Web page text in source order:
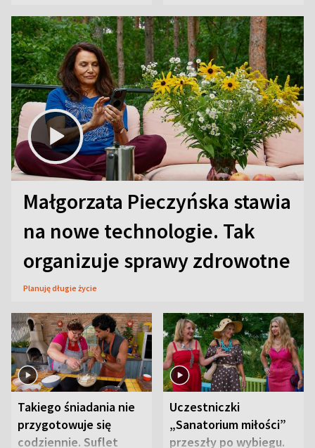
Małgorzata Pieczyńska stawia
na nowe technologie. Tak
organizuje sprawy zdrowotne
Planuję długie życie
Takiego śniadania nie
przygotowuje się
codziennie. Suflet
Uczestniczki
„Sanatorium miłości”
przeszły po wybiegu.